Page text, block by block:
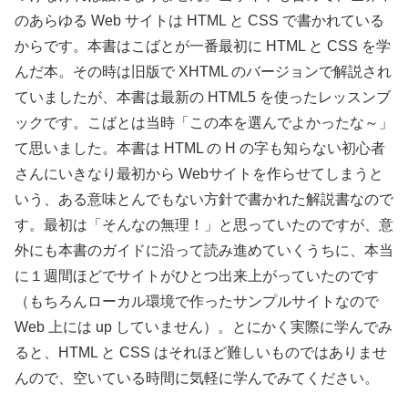
のあらゆる Web サイトは HTML と CSS で書かれている
からです。本書はこばとが一番最初に HTML と CSS を学
んだ本。その時は旧版で XHTML のバージョンで解説され
ていましたが、本書は最新の HTML5 を使ったレッスンブ
ックです。こばとは当時「この本を選んでよかったな～」
て思いました。本書は HTML の H の字も知らない初心者
さんにいきなり最初から Webサイトを作らせてしまうと
いう、ある意味とんでもない方針で書かれた解説書なので
す。最初は「そんなの無理！」と思っていたのですが、意
外にも本書のガイドに沿って読み進めていくうちに、本当
に１週間ほどでサイトがひとつ出来上がっていたのです
（もちろんローカル環境で作ったサンプルサイトなので
Web 上には up していません）。とにかく実際に学んでみ
ると、HTML と CSS はそれほど難しいものではありませ
んので、空いている時間に気軽に学んでみてください。